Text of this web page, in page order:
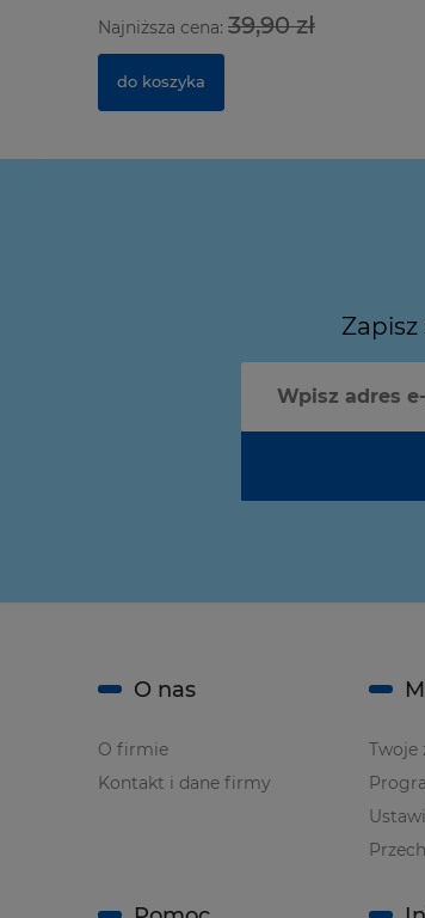
Najniższa cena: 39,90 zł
do koszyka
O nas
O firmie
Kontakt i dane firmy
Twoje